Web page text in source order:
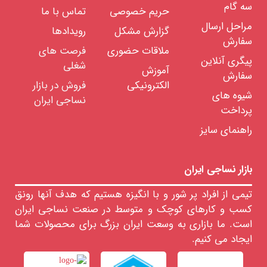
معدنی
انواع
پارچه
های
سیستم
پنبه
ای
انواع
پارچه
های
پشمی
پارچه
پشمی
انواع
پارچه
نیمه
فاستونی
انواع
پارچه
فاستونی
انواع
سه گام
مراحل ارسال
سفارش
پیگری آنلاین
سفارش
شیوه های
پرداخت
راهنمای سایز
حریم خصوصی
گزارش مشکل
ملاقات حضوری
آموزش
الکترونیکی
تماس با ما
رویدادها
فرصت های
شغلی
فروش در بازار
نساجی ایران
بازار نساجی ایران
تیمی از افراد پر شور و با انگیزه هستیم که هدف آنها رونق
کسب و کارهای کوچک و متوسط در صنعت نساجی ایران
است. ما بازاری به وسعت ایران بزرگ برای محصولات شما
ایجاد می کنیم.